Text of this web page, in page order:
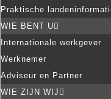
Praktische
WIE BENT U
Internationale werkgever
Werknemer
Adviseur en Partner
WIE ZIJN WIJ